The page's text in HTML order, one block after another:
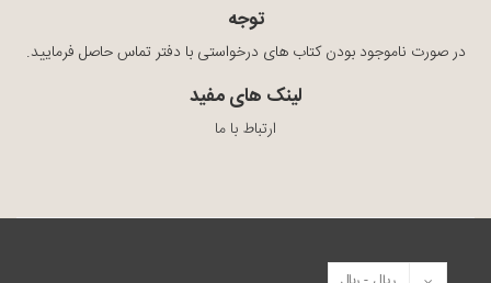
توجه
در صورت ناموجود بودن کتاب های درخواستی با دفتر تماس حاصل فرمایید.
لینک های مفید
ارتباط با ما